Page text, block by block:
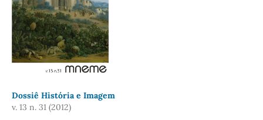
Dossiê História e Imagem
v. 13 n. 31 (2012)